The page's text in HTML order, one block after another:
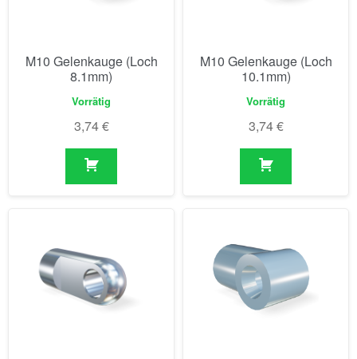
M10 Gelenkauge (Loch
8.1mm)
Vorrätig
3,74€
M10 Gelenkauge (Loch
10.1mm)
Vorrätig
3,74€